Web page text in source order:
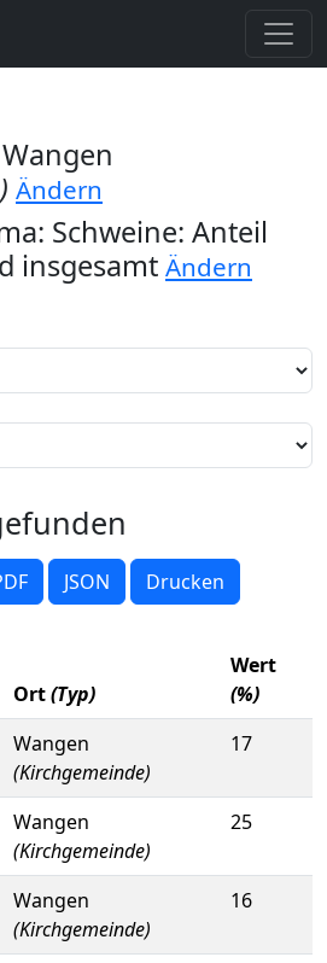
Ändern
Schweine: Anteil
insgesamt Ändern
JSON Drucken
Ort(Typ)
Wert
(%)
Wangen
(Kirchgemeinde)
17
Wangen
(Kirchgemeinde)
25
Wangen
(Kirchgemeinde)
16